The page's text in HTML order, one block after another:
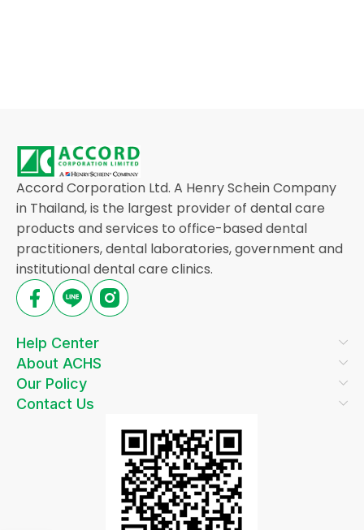
Accord Corporation Ltd. A Henry Schein Company
in Thailand, is the largest provider of dental care
products and services to office-based dental
practitioners, dental laboratories, government and
institutional dental care clinics.
Help Center
About ACHS
Our Policy
Contact Us